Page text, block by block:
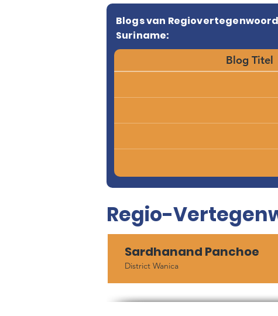
Blogs van
Suriname:
Blog Titel
Regio-
Sardhanand Panchoe
District Wanica